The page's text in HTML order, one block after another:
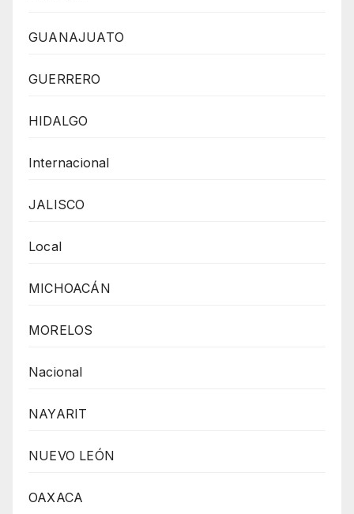
GUANAJUATO
GUERRERO
HIDALGO
Internacional
JALISCO
Local
MICHOACÁN
MORELOS
Nacional
NAYARIT
NUEVO LEÓN
OAXACA